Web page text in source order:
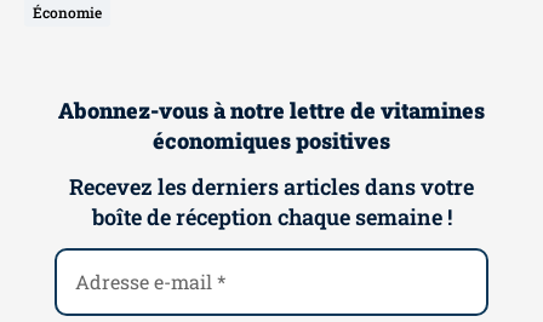
Économie
Abonnez-vous à notre lettre de vitamines
économiques positives
Recevez les derniers articles dans votre
boîte de réception chaque semaine !